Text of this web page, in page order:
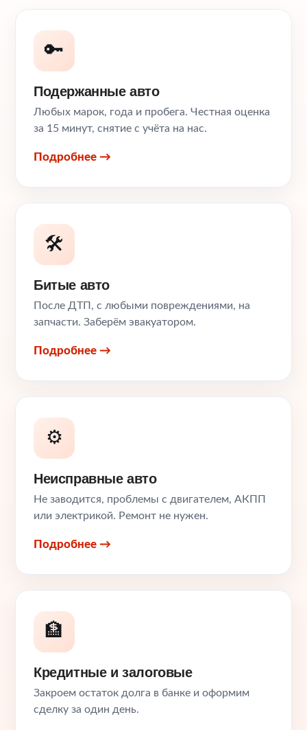
🔑
Подержанные авто
Любых марок, года и пробега. Честная оценка
за 15 минут, снятие с учёта на нас.
Подробнее →
🛠️
Битые авто
После ДТП, с любыми повреждениями, на
запчасти. Заберём эвакуатором.
Подробнее →
⚙️
Неисправные авто
Не заводится, проблемы с двигателем, АКПП
или электрикой. Ремонт не нужен.
Подробнее →
🏦
Кредитные и залоговые
Закроем остаток долга в банке и оформим
сделку за один день.